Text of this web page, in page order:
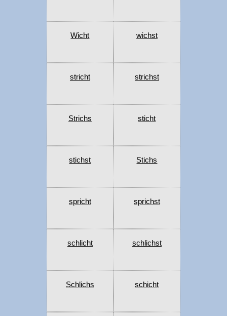
Wicht wichst
stricht strichst
Strichs sticht
stichst Stichs
spricht sprichst
schlicht schlichst
Schlichs schicht